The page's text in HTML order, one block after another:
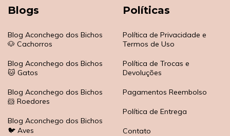
Blogs
Blog Aconchego dos Bichos
🐶 Cachorros
Blog Aconchego dos Bichos
🐱 Gatos
Blog Aconchego dos Bichos
🐹 Roedores
Blog Aconchego dos Bichos
🐦 Aves
Políticas
Política de Privacidade e
Termos de Uso
Política de Trocas e
Devoluções
Pagamentos Reembolso
Política de Entrega
Contato